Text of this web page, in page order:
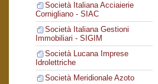
Società Italiana Acciaierie
Cornigliano - SIAC
Società Italiana Gestioni
Immobiliari - SIGIM
Società Lucana Imprese
Idrolettriche
Società Meridionale Azoto